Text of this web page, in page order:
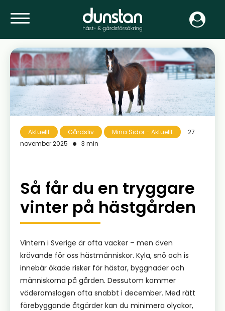
Aktuellt Gårdsliv Mina Sidor - Aktuellt
27
november 2025
3 min
Så får du en tryggare
vinter på hästgården
Vintern i Sverige är ofta vacker – men även
krävande för oss hästmänniskor. Kyla, snö och is
innebär ökade risker för hästar, byggnader och
människorna på gården. Dessutom kommer
väderomslagen ofta snabbt i december. Med rätt
förebyggande åtgärder kan du minimera olyckor,